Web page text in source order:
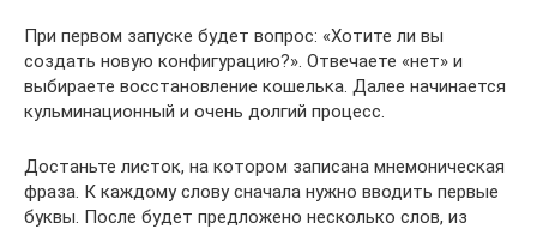
При первом запуске будет вопрос: «Хотите ли вы
создать новую конфигурацию?». Отвечаете «нет» и
выбираете восстановление кошелька. Далее начинается
кульминационный и очень долгий процесс.
Достаньте листок, на котором записана мнемоническая
фраза. К каждому слову сначала нужно вводить первые
буквы. После будет предложено несколько слов, из